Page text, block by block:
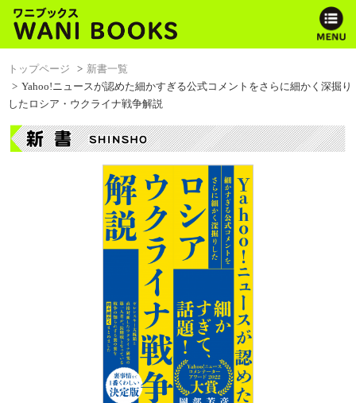
トップページ
新書一覧
Yahoo!ニュースが認めた細かすぎる公式コメントをさらに細かく深掘り
したロシア・ウクライナ戦争解説